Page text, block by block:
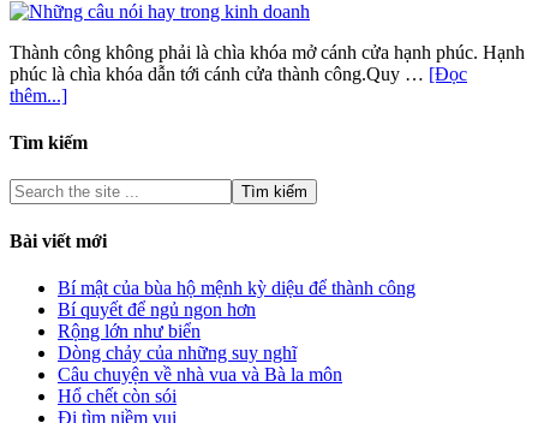
Thành công không phải là chìa khóa mở cánh cửa hạnh phúc. Hạnh
phúc là chìa khóa dẫn tới cánh cửa thành công.Quy … [Đọc
thêm...]
Tìm kiếm
Bài viết mới
Bí mật của bùa hộ mệnh kỳ diệu để thành công
Bí quyết để ngủ ngon hơn
Rộng lớn như biển
Dòng chảy của những suy nghĩ
Câu chuyện về nhà vua và Bà la môn
Hổ chết còn sói
Đi tìm niềm vui